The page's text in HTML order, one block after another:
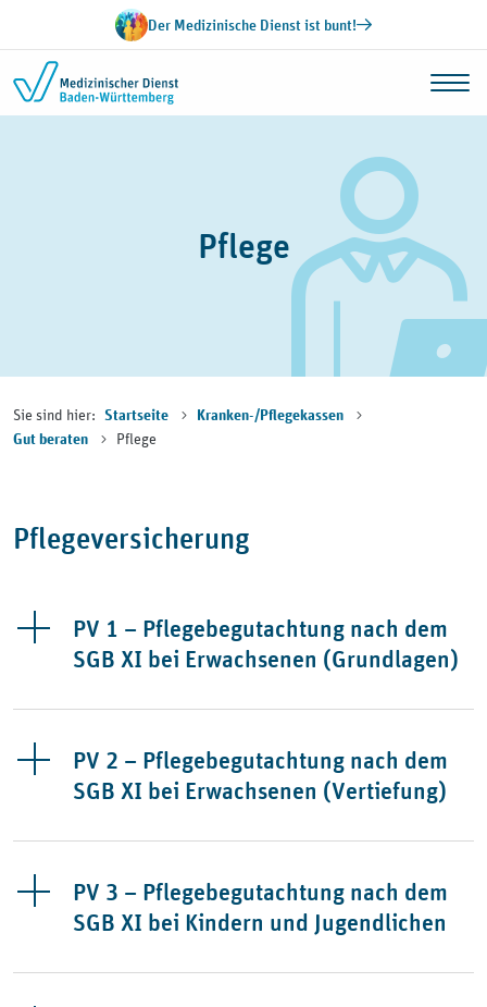
Zum Inhalt springenDer Medizinische Dienst ist bunt!
Pflege
Sie sind hier: Startseite
Kranken-/Pflegekassen
Gut beraten
Pflege
Pflegeversicherung
PV 1 – Pflegebegutachtung nach dem
SGB XI bei Erwachsenen (Grundlagen)
PV 2 – Pflegebegutachtung nach dem
SGB XI bei Erwachsenen (Vertiefung)
PV 3 – Pflegebegutachtung nach dem
SGB XI bei Kindern und Jugendlichen